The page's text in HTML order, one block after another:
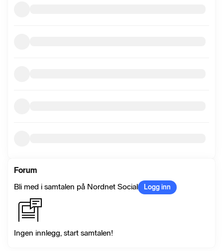
Forum
Bli med i samtalen på Nordnet Social
Logg inn
Ingen innlegg, start samtalen!